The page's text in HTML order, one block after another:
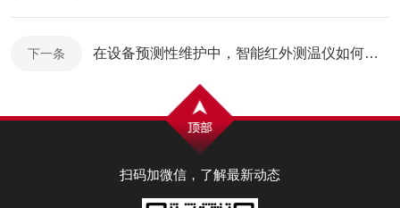
下一条 在设备预测性维护中，智能红外测温仪如何发现轴承、电机异常升温？
扫码加微信，了解最新动态